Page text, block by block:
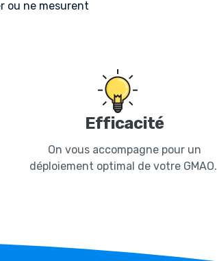
ou ne mesurent
Efficacité
On vous accompagne pour un
déploiement optimal de votre GMAO.